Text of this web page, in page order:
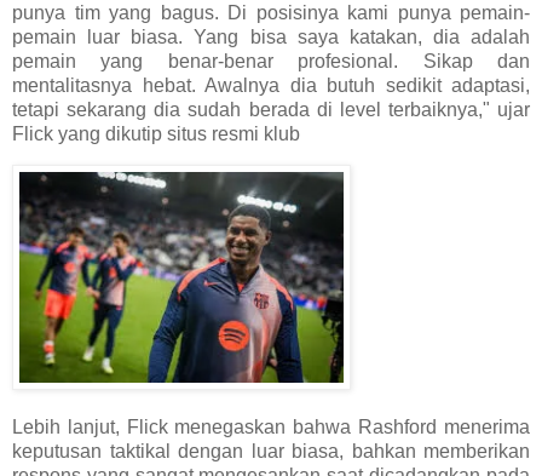
punya tim yang bagus. Di posisinya kami punya pemain-
pemain luar biasa. Yang bisa saya katakan, dia adalah
pemain yang benar-benar profesional. Sikap dan
mentalitasnya hebat. Awalnya dia butuh sedikit adaptasi,
tetapi sekarang dia sudah berada di level terbaiknya," ujar
Flick yang dikutip situs resmi klub
Lebih lanjut, Flick menegaskan bahwa Rashford menerima
keputusan taktikal dengan luar biasa, bahkan memberikan